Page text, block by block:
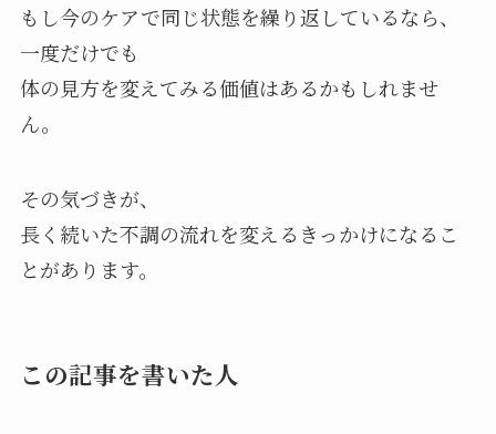
もし今のケアで同じ状態を繰り返しているなら、
一度だけでも
体の見方を変えてみる価値はあるかもしれませ
ん。
その気づきが、
長く続いた不調の流れを変えるきっかけになるこ
とがあります。
この記事を書いた人